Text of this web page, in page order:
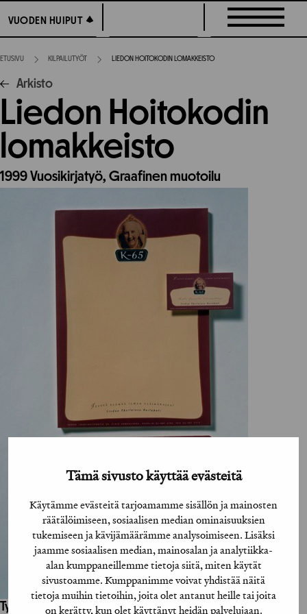
Tämä sivusto käyttää evästeitä
Käytämme evästeitä tarjoamamme sisällön ja mainosten
räätälöimiseen, sosiaalisen median ominaisuuksien
tukemiseen ja kävijämäärämme analysoimiseen. Lisäksi
jaamme sosiaalisen median, mainosalan ja analytiikka-
alan kumppaneillemme tietoja siitä, miten käytät
sivustoamme. Kumppanimme voivat yhdistää näitä
tietoja muihin tietoihin, joita olet antanut heille tai joita
on kerätty, kun olet käyttänyt heidän palvelujaan.
suoraan
sisältöön
VUODEN HUIPUT
VUODEN HUIPUT
ETUSIVU KILPAILUTYÖT LIEDON HOITOKODIN LOMAKKEISTO
Arkisto
Liedon Hoitokodin
lomakkeisto
1999Vuosikirjatyö, Graafinen muotoilu
Työhön osallistuneet henkilöt / tahot: